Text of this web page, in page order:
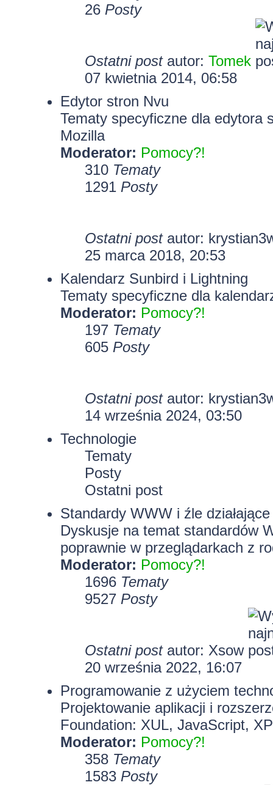
26 Posty
Ostatni postautor: Tomek
07 kwietnia 2014, 06:58
Edytor stron Nvu
Tematy specyficzne dla edytora
Mozilla
Moderator: Pomocy?!
310 Tematy
1291 Posty
Ostatni postautor:
25 marca 2018, 20:53
Kalendarz Sunbird i Lightning
Tematy specyficzne dla
Moderator: Pomocy?!
197 Tematy
605 Posty
Ostatni postautor:
14 września 2024, 03:50
Technologie
Tematy
Posty
Ostatni post
Standardy WWW i źle
Dyskusje na temat standardów
poprawnie w przeglądarkach z
Moderator: Pomocy?!
1696 Tematy
9527 Posty
Ostatni postautor: Xsow
20 września 2022, 16:07
Programowanie z użyciem
Projektowanie aplikacji i
Foundation: XUL, JavaScript,
Moderator: Pomocy?!
358 Tematy
1583 Posty